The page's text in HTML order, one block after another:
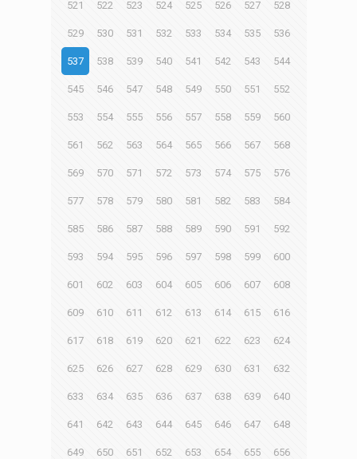
521 522 523 524 525 526 527 528
529 530 531 532 533 534 535 536
537 538 539 540 541 542 543 544
545 546 547 548 549 550 551 552
553 554 555 556 557 558 559 560
561 562 563 564 565 566 567 568
569 570 571 572 573 574 575 576
577 578 579 580 581 582 583 584
585 586 587 588 589 590 591 592
593 594 595 596 597 598 599 600
601 602 603 604 605 606 607 608
609 610 611 612 613 614 615 616
617 618 619 620 621 622 623 624
625 626 627 628 629 630 631 632
633 634 635 636 637 638 639 640
641 642 643 644 645 646 647 648
649 650 651 652 653 654 655 656